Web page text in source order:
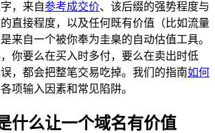
，来自参考成交价、该后缀的强势程度与
直接程度，以及任何既有价值（比如流量
自一个被你奉为圭臬的自动估值工具。
你要么在买入时多付，要么在卖出时低
，都会把整笔交易吃掉。我们的指南如何
项输入因素和常见陷阱。
什么让一个域名有价值